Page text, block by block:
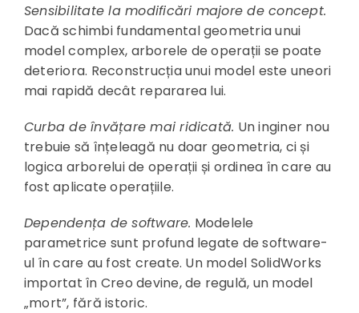
Sensibilitate la modificări majore de concept.
Dacă schimbi fundamental geometria unui
model complex, arborele de operații se poate
deteriora. Reconstrucția unui model este uneori
mai rapidă decât repararea lui.
Curba de învățare mai ridicată. Un inginer nou
trebuie să înțeleagă nu doar geometria, ci și
logica arborelui de operații și ordinea în care au
fost aplicate operațiile.
Dependența de software. Modelele
parametrice sunt profund legate de software-
ul în care au fost create. Un model SolidWorks
importat în Creo devine, de regulă, un model
„mort”, fără istoric.